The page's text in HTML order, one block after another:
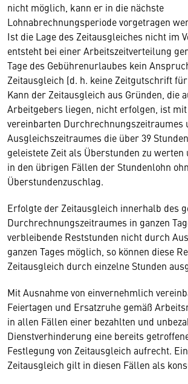
nicht möglich, kann er in die nächste
Lohnabrechnungsperiode vorgetragen
Ist die Lage des Zeitausgleiches nicht im
entsteht bei einer Arbeitszeitverteilung
Tage des Gebührenurlaubes kein
Zeitausgleich (d. h. keine Zeitgutschrift
Kann der Zeitausgleich aus Gründen, die
Arbeitgebers liegen, nicht erfolgen, ist
vereinbarten Durchrechnungszeitraumes
Ausgleichszeitraumes die über 39
geleistete Zeit als Überstunden zu werten
in den übrigen Fällen der Stundenlohn
Überstundenzuschlag.
Erfolgte der Zeitausgleich innerhalb des
Durchrechnungszeitraumes in ganzen
verbleibende Reststunden nicht durch
ganzen Tages möglich, so können diese
Zeitausgleich durch einzelne Stunden
Mit Ausnahme von einvernehmlich
Feiertagen und Ersatzruhe gemäß
in allen Fällen einer bezahlten und
Dienstverhinderung eine bereits
Festlegung von Zeitausgleich aufrecht.
Zeitausgleich gilt in diesen Fällen als